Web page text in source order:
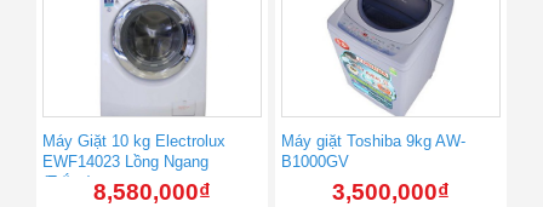
Máy Giặt 10 kg Electrolux
EWF14023 Lồng Ngang
(Trắng) 8,580,000₫
Máy giặt Toshiba 9kg AW-
B1000GV
3,500,000₫